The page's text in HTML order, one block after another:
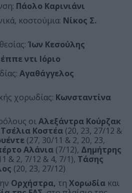
Πάολο Καρινιάνι
κοστούμια: Νίκος Σ.
Ίων Κεσούλης
ντι Ιόριο
Αγαθάγγελος
χορωδίας: Κωνσταντίνα
οιΑλεξάντρα Κούρζακ
Τσέλια Κοστέα (20, 23, 27/12 &
(27, 30/11 & 2, 20, 23,
Αλάνια (7/12), Δημήτρης
& 2, 7/12 & 4, 7/1), Τάσης
(20, 23, 27/12)
Ορχήστρα, τη Χορωδία και